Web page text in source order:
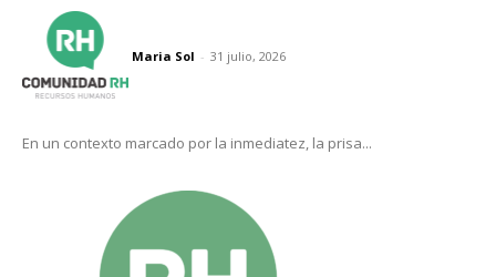
Maria Sol - 31 julio, 2026
En un contexto marcado por la inmediatez, la prisa...